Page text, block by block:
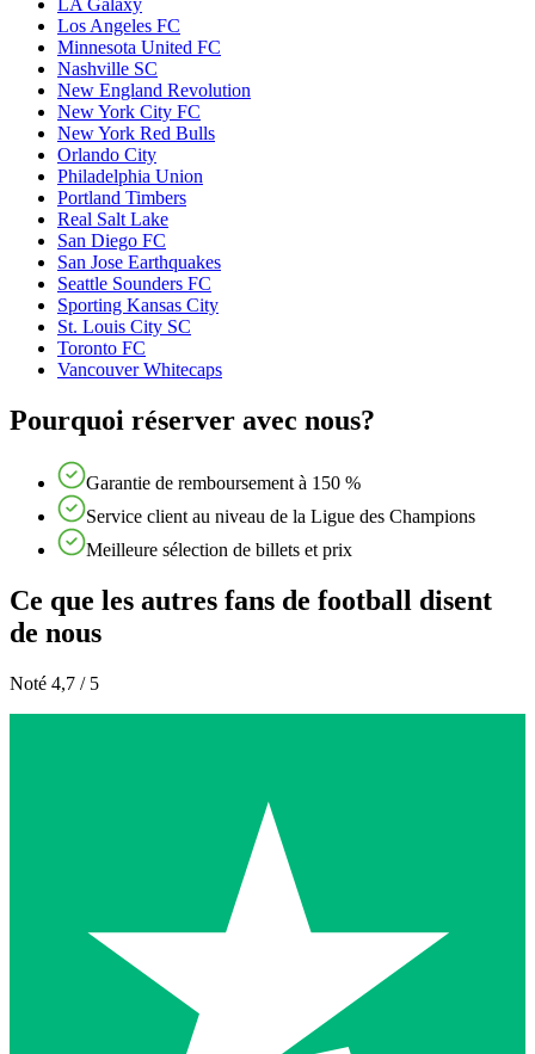
LA Galaxy
Los Angeles FC
Minnesota United FC
Nashville SC
New England Revolution
New York City FC
New York Red Bulls
Orlando City
Philadelphia Union
Portland Timbers
Real Salt Lake
San Diego FC
San Jose Earthquakes
Seattle Sounders FC
Sporting Kansas City
St. Louis City SC
Toronto FC
Vancouver Whitecaps
Pourquoi réserver avec nous?
Garantie de remboursement à 150 %
Service client au niveau de la Ligue des Champions
Meilleure sélection de billets et prix
Ce que les autres fans de football disent
de nous
Noté 4,7 / 5